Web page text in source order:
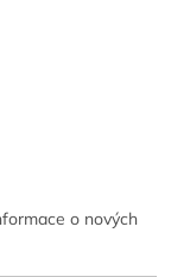
o nových